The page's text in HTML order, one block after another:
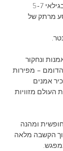
5-7
מרתק של
ונחקור
– מפירות
אמנים
העולם מזוויות
ומהנה
הקשבה מלאה